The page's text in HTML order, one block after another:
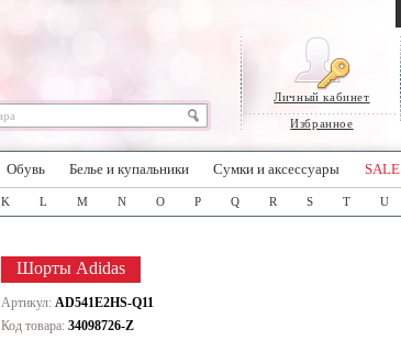
Личный кабинет
Избранное
Обувь Белье и купальники Сумки и аксессуары SALE
K L M N O P Q R S T U
Шорты Adidas
Артикул: AD541E2HS-Q11
Код товара: 34098726-Z